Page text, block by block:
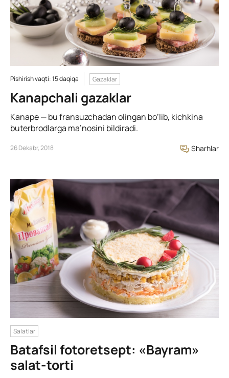
Pishirish vaqti: 15 daqiqa Gazaklar
Kanapchali gazaklar
Kanape — bu fransuzchadan olingan bo’lib, kichkina
buterbrodlarga ma’nosini bildiradi.
26 Dekabr, 2018 Sharhlar
Salatlar
Batafsil fotoretsept: «Bayram»
salat-torti